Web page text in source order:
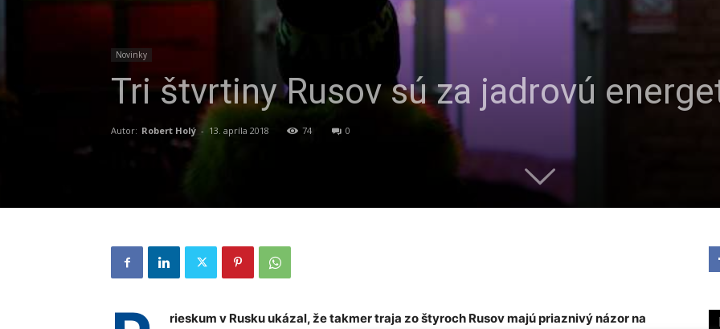
Novinky
Tri štvrtiny Rusov sú za jadrovú
Autor: Robert Holý - 13. apríla 2018 74 0
rieskum v Rusku ukázal, že takmer traja zo štyroch Rusov majú priaznivý názor na